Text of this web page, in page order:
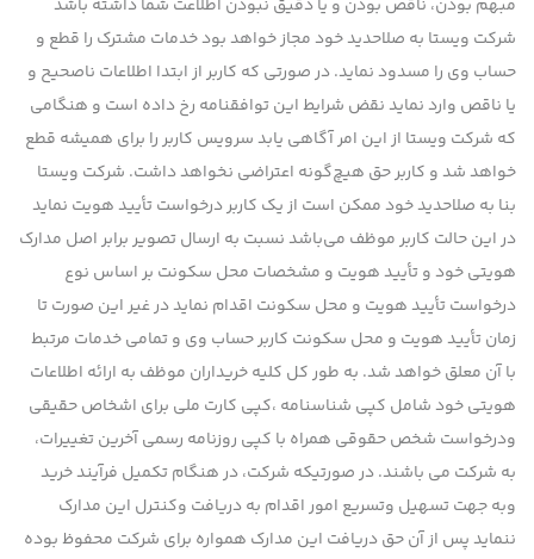
مبهم بودن، ناقص بودن و یا دقیق نبودن اطلاعت شما داشته باشد
شرکت ویستا به صلاحدید خود مجاز خواهد بود خدمات مشترك را قطع و
حساب وی را مسدود نماید. در صورتی که کاربر از ابتدا اطلاعات ناصحیح و
یا ناقص وارد نماید نقض شرایط این توافقنامه رخ داده است و هنگامی
که شرکت ویستا از این امر آگاهی یابد سرویس کاربر را برای همیشه قطع
خواهد شد و کاربر حق هیچ‌گونه اعتراضی نخواهد داشت. شرکت ویستا
بنا به صلاحدید خود ممکن است از یک کاربر درخواست تأیید هویت نماید
در این حالت کاربر موظف می‌باشد نسبت به ارسال تصویر برابر اصل مدارک
هویتی خود و تأیید هویت و مشخصات محل سکونت بر اساس نوع
درخواست تأیید هویت و محل سکونت اقدام نماید در غیر این صورت تا
زمان تأیید هویت و محل سکونت کاربر حساب وی و تمامی خدمات مرتبط
با آن معلق خواهد شد. به طور کل کليه خريداران موظف به ارائه اطلاعات
هويتي خود شامل کپي شناسنامه ،کپي کارت ملي براي اشخاص حقيقي
ودرخواست شخص حقوقي همراه با کپي روزنامه رسمي آخرين تغييرات،
به شرکت مي باشند. در صورتیکه شرکت، در هنگام تکمیل فرآیند خرید
وبه جهت تسهیل وتسریع امور اقدام به دریافت وکنترل این مدارک
ننماید پس از آن حق دریافت این مدارک همواره برای شرکت محفوظ بوده